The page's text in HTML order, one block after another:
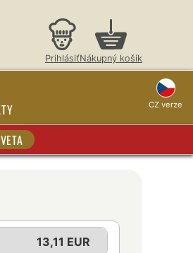
PrihlásiťNákupný košík
CZ verze
13,11 EUR